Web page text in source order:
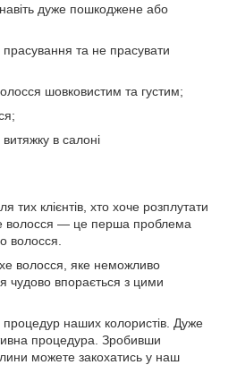
дуже пошкоджене або
прасування та не прасувати
шовковистим та густим;
в салоні
тих клієнтів, хто хоче розплутати
волосся — це перша проблема
волосся.
волосся, яке неможливо
чудово впорається з цими
наших колористів. Дуже
процедура. Зробивши
можете закохатись у наш